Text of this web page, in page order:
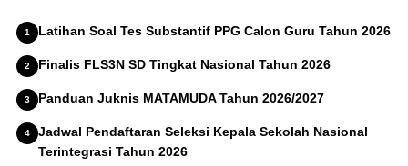
Latihan Soal Tes Substantif PPG Calon Guru Tahun 2026
Finalis FLS3N SD Tingkat Nasional Tahun 2026
Panduan Juknis MATAMUDA Tahun 2026/2027
Jadwal Pendaftaran Seleksi Kepala Sekolah Nasional
Terintegrasi Tahun 2026